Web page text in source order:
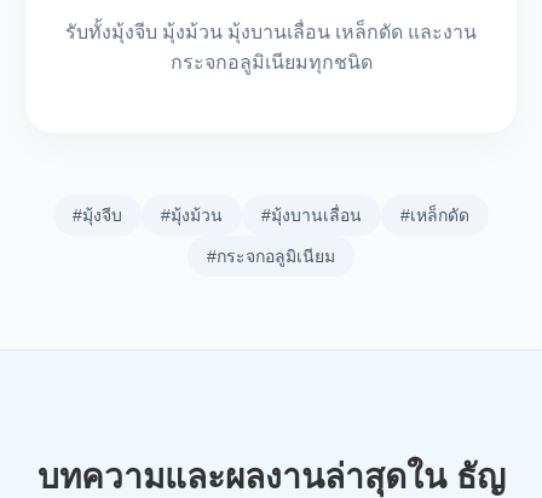
รับทั้งมุ้งจีบ มุ้งม้วน มุ้งบานเลื่อน เหล็กดัด และงาน
กระจกอลูมิเนียมทุกชนิด
#มุ้งจีบ #มุ้งม้วน #มุ้งบานเลื่อน #เหล็กดัด
#กระจกอลูมิเนียม
บทความและผลงานล่าสุดใน ธัญ